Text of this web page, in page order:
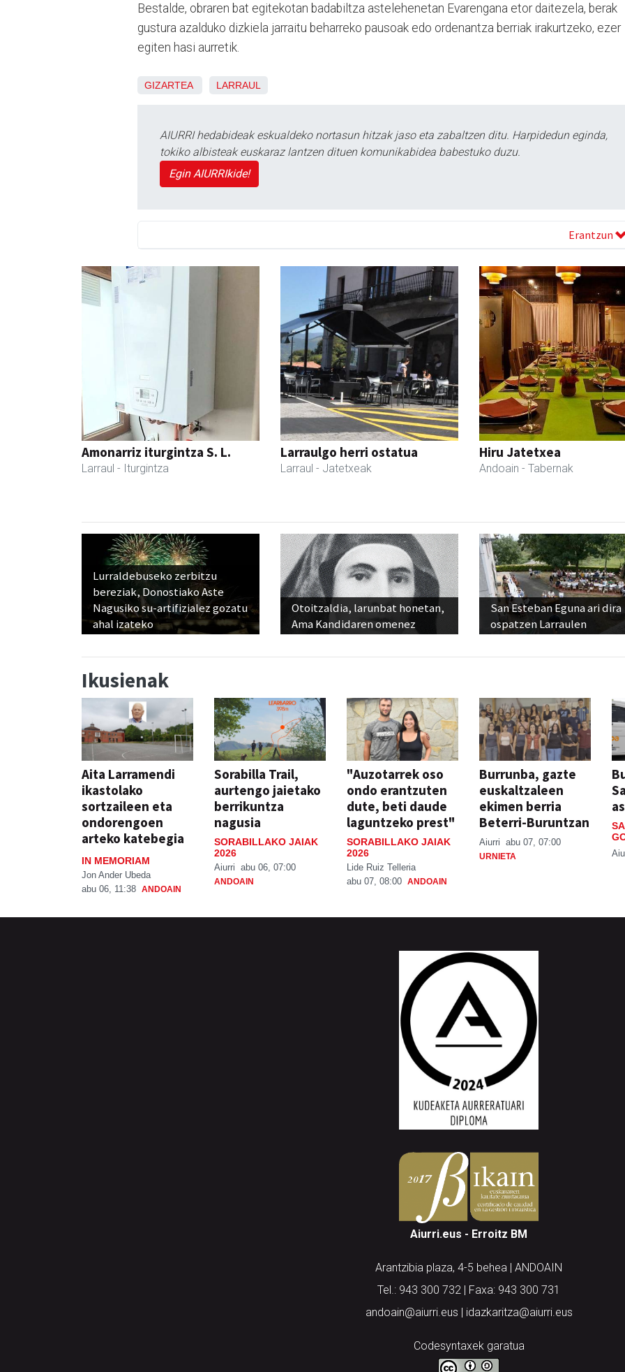
Bestalde, obraren bat egitekotan badabiltza astelehenetan Evarengana etor daitezela, berak
gustura azalduko dizkiela jarraitu beharreko pausoak edo ordenantza berriak irakurtzeko, ezer
egiten hasi aurretik.
GIZARTEA LARRAUL
AIURRI hedabideak eskualdeko nortasun hitzak jaso eta zabaltzen ditu. Harpidedun eginda,
tokiko albisteak euskaraz lantzen dituen komunikabidea babestuko duzu.
Egin AIURRIkide!
Erantzun
Amonarriz iturgintza S. L.
Larraul - Iturgintza
Larraulgo herri ostatua
Larraul - Jatetxeak
Hiru Jatetxea
Andoain - Tabernak
Lurraldebuseko zerbitzu
bereziak, Donostiako Aste
Nagusiko su-artifizialez gozatu
ahal izateko
Otoitzaldia, larunbat honetan,
Ama Kandidaren omenez
San Esteban Eguna ari dira
ospatzen Larraulen
Ikusienak
Aita Larramendi
ikastolako
sortzaileen eta
ondorengoen
arteko katebegia
IN MEMORIAM
Jon Ander Ubeda
abu 06, 11:38 ANDOAIN
Sorabilla Trail,
aurtengo jaietako
berrikuntza
nagusia
SORABILLAKO JAIAK
2026
Aiurri abu 06, 07:00
ANDOAIN
"Auzotarrek oso
ondo erantzuten
dute, beti daude
laguntzeko prest"
SORABILLAKO JAIAK
2026
Lide Ruiz Telleria
abu 07, 08:00 ANDOAIN
Burrunba, gazte
euskaltzaleen
ekimen berria
Beterri-Buruntzan
Aiurri abu 07, 07:00
URNIETA
Aiurri.eus - Erroitz BM
Arantzibia plaza, 4-5 behea | ANDOAIN
Tel.: 943 300 732 | Faxa: 943 300 731
andoain@aiurri.eus | idazkaritza@aiurri.eus
Codesyntaxek garatua